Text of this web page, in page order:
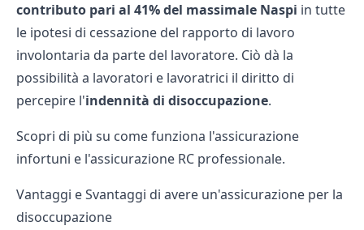
contributo pari al 41% del massimale Naspi in tutte
le ipotesi di cessazione del rapporto di lavoro
involontaria da parte del lavoratore. Ciò dà la
possibilità a lavoratori e lavoratrici il diritto di
percepire l'indennità di disoccupazione.
Scopri di più su come funziona l'assicurazione
infortuni e l'assicurazione RC professionale.
Vantaggi e Svantaggi di avere un'assicurazione per la
disoccupazione